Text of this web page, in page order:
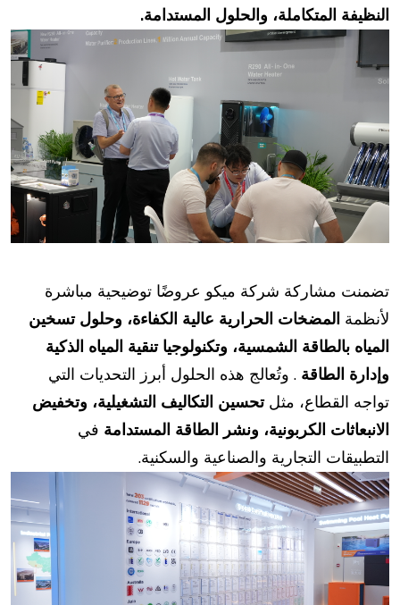
النظيفة المتكاملة، والحلول المستدامة.
تضمنت مشاركة شركة ميكو عروضًا توضيحية مباشرة
لأنظمة المضخات الحرارية عالية الكفاءة، وحلول تسخين
المياه بالطاقة الشمسية، وتكنولوجيا تنقية المياه الذكية
وإدارة الطاقة . وتُعالج هذه الحلول أبرز التحديات التي
تواجه القطاع، مثلتحسين التكاليف التشغيلية، وتخفيض
الانبعاثات الكربونية، ونشر الطاقة المستدامة في
التطبيقات التجارية والصناعية والسكنية.